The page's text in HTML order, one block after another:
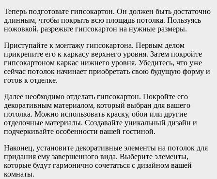
Теперь подготовьте гипсокартон. Он должен быть достаточно
длинным, чтобы покрыть всю площадь потолка. Пользуясь
ножовкой, разрежьте гипсокартон на нужные размеры.
Приступайте к монтажу гипсокартона. Первым делом
прикрепите его к каркасу верхнего уровня. Затем покройте
гипсокартоном каркас нижнего уровня. Убедитесь, что уже
сейчас потолок начинает приобретать свою будущую форму и
готов к отделке.
Далее необходимо отделать гипсокартон. Покройте его
декоративным материалом, который выбран для вашего
потолка. Можно использовать краску, обои или другие
отделочные материалы. Создавайте уникальный дизайн и
подчеркивайте особенности вашей гостиной.
Наконец, установите декоративные элементы на потолок для
придания ему завершенного вида. Выберите элементы,
которые будут гармонично сочетаться с дизайном вашей
комнаты.